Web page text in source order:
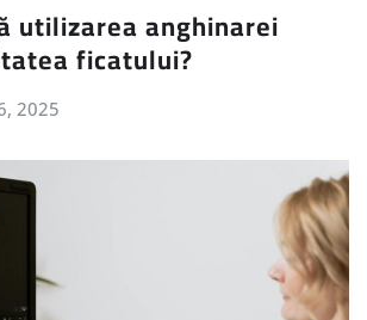
utilizarea anghinarei
ficatului?
2025